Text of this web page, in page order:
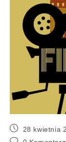
28 kwietnia